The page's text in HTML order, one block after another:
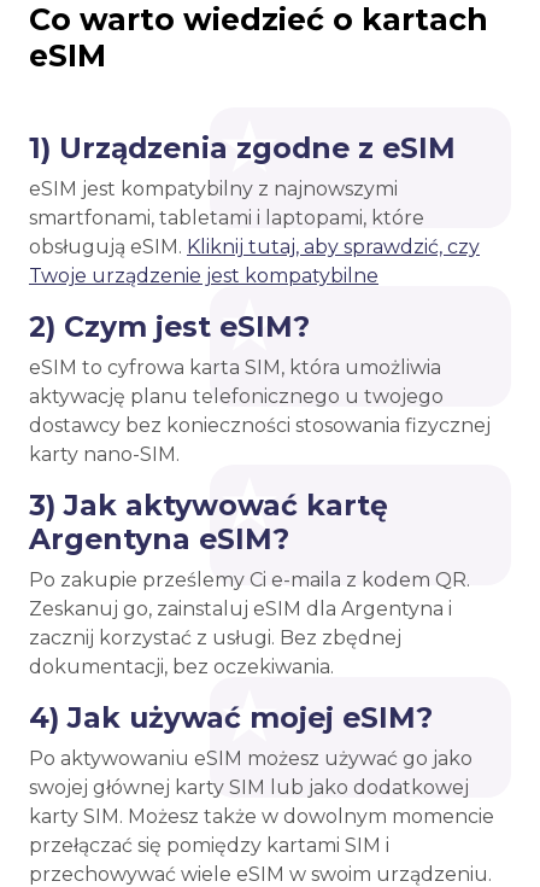
Co warto wiedzieć o kartach
eSIM
1) Urządzenia zgodne z eSIM
eSIM jest kompatybilny z najnowszymi
smartfonami, tabletami i laptopami, które
obsługują eSIM. Kliknij tutaj, aby sprawdzić, czy
Twoje urządzenie jest kompatybilne
2) Czym jest eSIM?
eSIM to cyfrowa karta SIM, która umożliwia
aktywację planu telefonicznego u twojego
dostawcy bez konieczności stosowania fizycznej
karty nano-SIM.
3) Jak aktywować kartę
Argentyna eSIM?
Po zakupie prześlemy Ci e-maila z kodem QR.
Zeskanuj go, zainstaluj eSIM dla Argentyna i
zacznij korzystać z usługi. Bez zbędnej
dokumentacji, bez oczekiwania.
4) Jak używać mojej eSIM?
Po aktywowaniu eSIM możesz używać go jako
swojej głównej karty SIM lub jako dodatkowej
karty SIM. Możesz także w dowolnym momencie
przełączać się pomiędzy kartami SIM i
przechowywać wiele eSIM w swoim urządzeniu.